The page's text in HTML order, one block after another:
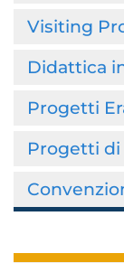
Visiting
Didattica
Progetti
Progetti di